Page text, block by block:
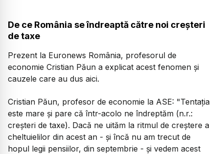
De ce România se îndreaptă către noi creșteri
de taxe
Prezent la Euronews România, profesorul de
economie Cristian Păun a explicat acest fenomen și
cauzele care au dus aici.
Cristian Păun, profesor de economie la ASE: "Tentația
este mare și pare că într-acolo ne îndreptăm (n.r.:
creșteri de taxe). Dacă ne uităm la ritmul de creștere a
cheltuielilor din acest an - și încă nu am trecut de
hopul legii pensiilor, din septembrie - și vedem acest